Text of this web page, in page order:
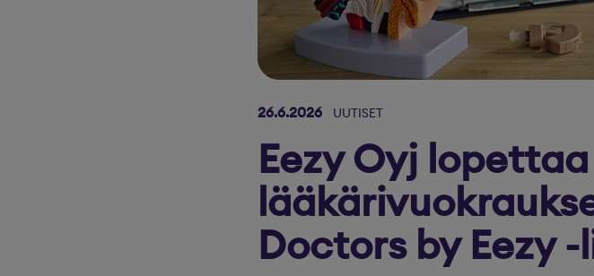
26.6.2026 UUTISET
Eezy Oyj lopettaa
Doctors by Eezy